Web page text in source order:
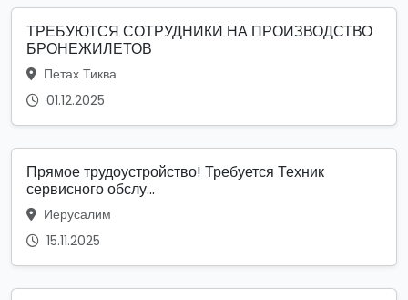
ТРЕБУЮТСЯ СОТРУДНИКИ НА ПРОИЗВОДСТВО
БРОНЕЖИЛЕТОВ
Петах Тиква
01.12.2025
Прямое трудоустройство! Требуется Техник
сервисного обслу...
Иерусалим
15.11.2025